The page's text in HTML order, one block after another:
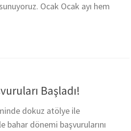
Ocak Ocak ayı hem
Başladı!
dokuz atölye ile
dönemi başvurularını